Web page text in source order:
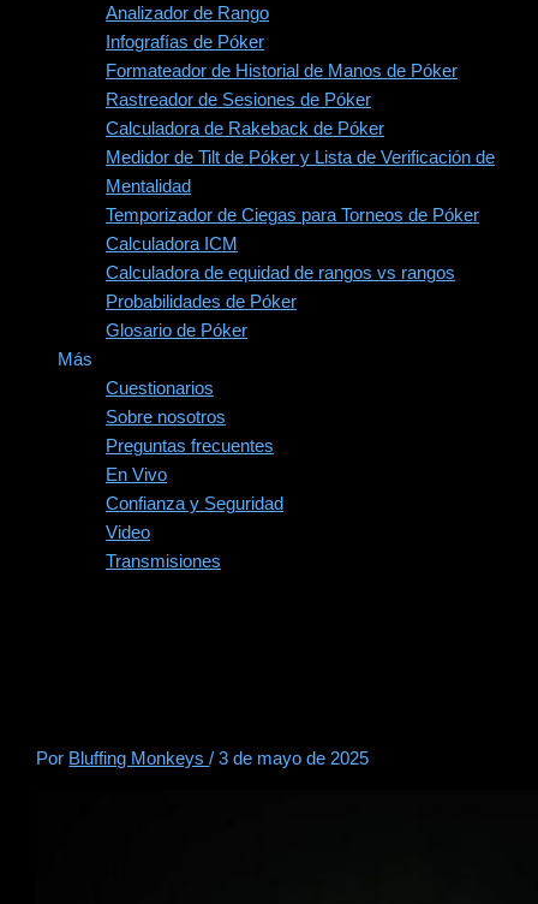
Analizador de Rango
Infografías de Póker
Formateador de Historial de Manos de Póker
Rastreador de Sesiones de Póker
Calculadora de Rakeback de Póker
Medidor de Tilt de Póker y Lista de Verificación de
Mentalidad
Temporizador de Ciegas para Torneos de Póker
Calculadora ICM
Calculadora de equidad de rangos vs rangos
Probabilidades de Póker
Glosario de Póker
Más
Cuestionarios
Sobre nosotros
Preguntas frecuentes
En Vivo
Confianza y Seguridad
Video
Transmisiones
Por Bluffing Monkeys/3 de mayo de 2025